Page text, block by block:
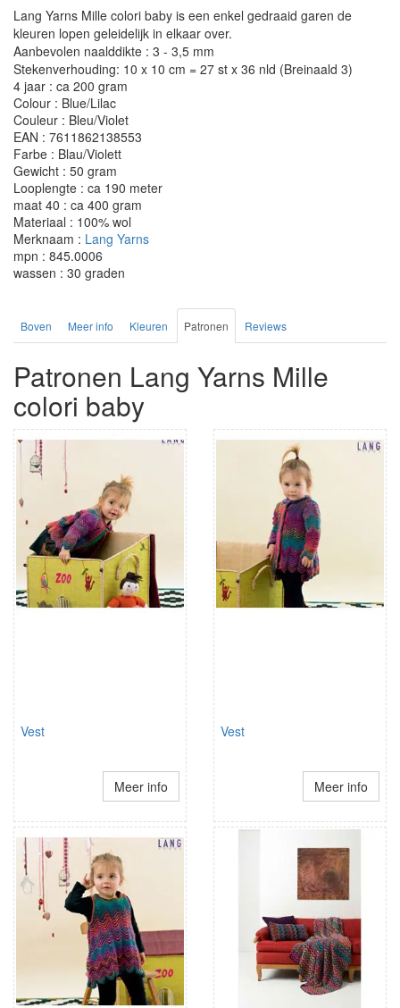
Lang Yarns Mille colori baby is een enkel gedraaid garen de
kleuren lopen geleidelijk in elkaar over.
Aanbevolen naalddikte : 3 - 3,5 mm
Stekenverhouding: 10 x 10 cm = 27 st x 36 nld (Breinaald 3)
4 jaar : ca 200 gram
Colour : Blue/Lilac
Couleur : Bleu/Violet
EAN : 7611862138553
Farbe : Blau/Violett
Gewicht : 50 gram
Looplengte : ca 190 meter
maat 40 : ca 400 gram
Materiaal : 100% wol
Merknaam : Lang Yarns
mpn : 845.0006
wassen : 30 graden
Boven Meer info Kleuren Patronen Reviews
Patronen Lang Yarns Mille
colori baby
Vest
Meer info
Vest
Meer info